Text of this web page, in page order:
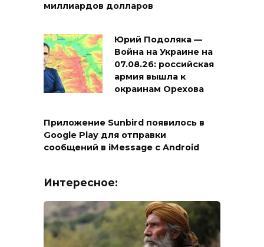
миллиардов долларов
Юрий Подоляка —
Война на Украине на
07.08.26: российская
армия вышла к
окраинам Орехова
Приложение Sunbird появилось в
Google Play для отправки
сообщений в iMessage с Android
Интересное: